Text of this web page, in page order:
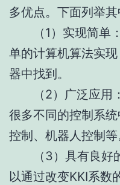
多优点。下面列举其
（1）实现简
单的计算机算法实
器中找到。
（2）广泛应
很多不同的控制系
控制、机器人控制等
（3）具有良
以通过改变KKI系数